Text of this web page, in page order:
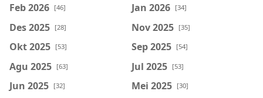
Feb 2026 [46] Jan 2026 [34]
Des 2025 [28] Nov 2025 [35]
Okt 2025 [53] Sep 2025 [54]
Agu 2025 [63] Jul 2025 [53]
Jun 2025 [32] Mei 2025 [30]